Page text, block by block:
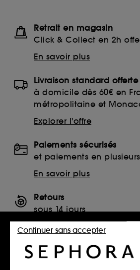
Retrait en magasin
Click & Collect en 2h
En savoir plus
Livraison standard offerte
à domicile dès 60€ en
métropolitaine et
Explorer l'offre
Paiements sécurisés
et paiements en
En savoir plus
Retours
sous 14 jours
Retourner mon article
SERVICES, CONTACT ET CONDITIONS DES
Continuer sans accepter